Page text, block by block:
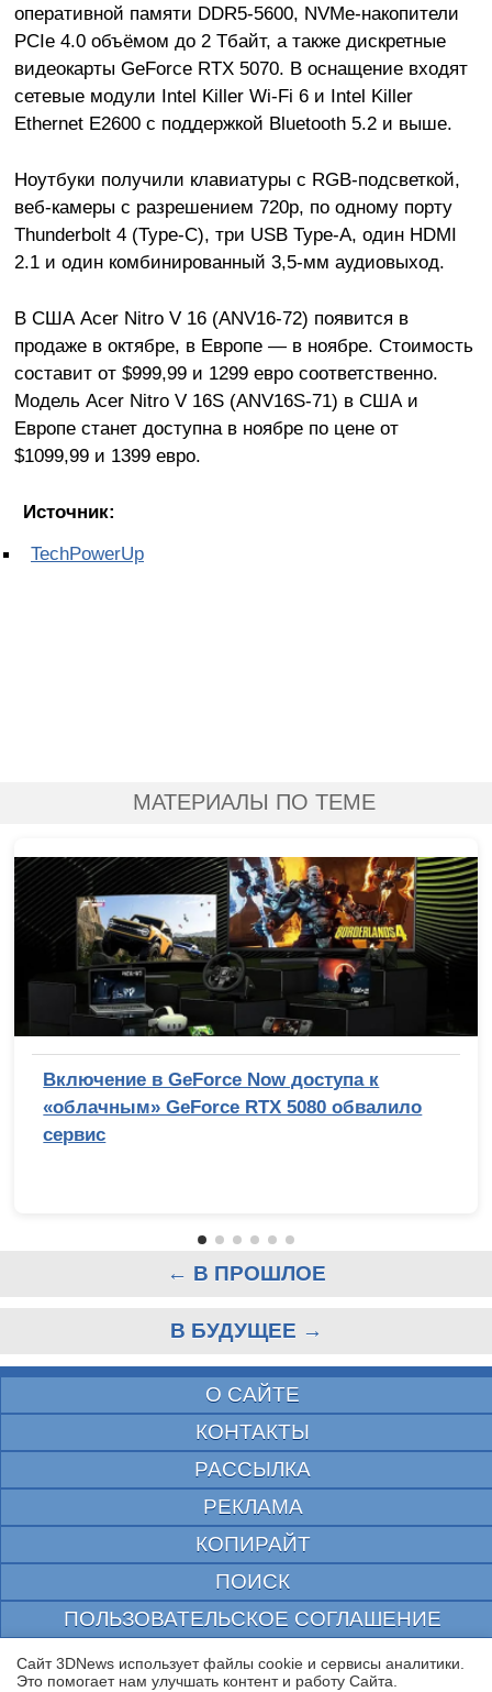
оперативной памяти DDR5-5600, NVMe-накопители
PCIe 4.0 объёмом до 2 Тбайт, а также дискретные
видеокарты GeForce RTX 5070. В оснащение входят
сетевые модули Intel Killer Wi-Fi 6 и Intel Killer
Ethernet E2600 с поддержкой Bluetooth 5.2 и выше.
Ноутбуки получили клавиатуры с RGB-подсветкой,
веб-камеры с разрешением 720p, по одному порту
Thunderbolt 4 (Type-C), три USB Type-A, один HDMI
2.1 и один комбинированный 3,5-мм аудиовыход.
В США Acer Nitro V 16 (ANV16-72) появится в
продаже в октябре, в Европе — в ноябре. Стоимость
составит от $999,99 и 1299 евро соответственно.
Модель Acer Nitro V 16S (ANV16S-71) в США и
Европе станет доступна в ноябре по цене от
$1099,99 и 1399 евро.
Источник:
TechPowerUp
МАТЕРИАЛЫ ПО ТЕМЕ
Включение в GeForce Now доступа к
«облачным» GeForce RTX 5080 обвалило
сервис
← В ПРОШЛОЕ
В БУДУЩЕЕ →
О САЙТЕ
КОНТАКТЫ
РАССЫЛКА
РЕКЛАМА
КОПИРАЙТ
ПОИСК
ПОЛЬЗОВАТЕЛЬСКОЕ СОГЛАШЕНИЕ
ЗАЩИЩЕНО CURATOR
Сайт 3DNews использует файлы cookie и сервисы аналитики.
Это помогает нам улучшать контент и работу Cайта.